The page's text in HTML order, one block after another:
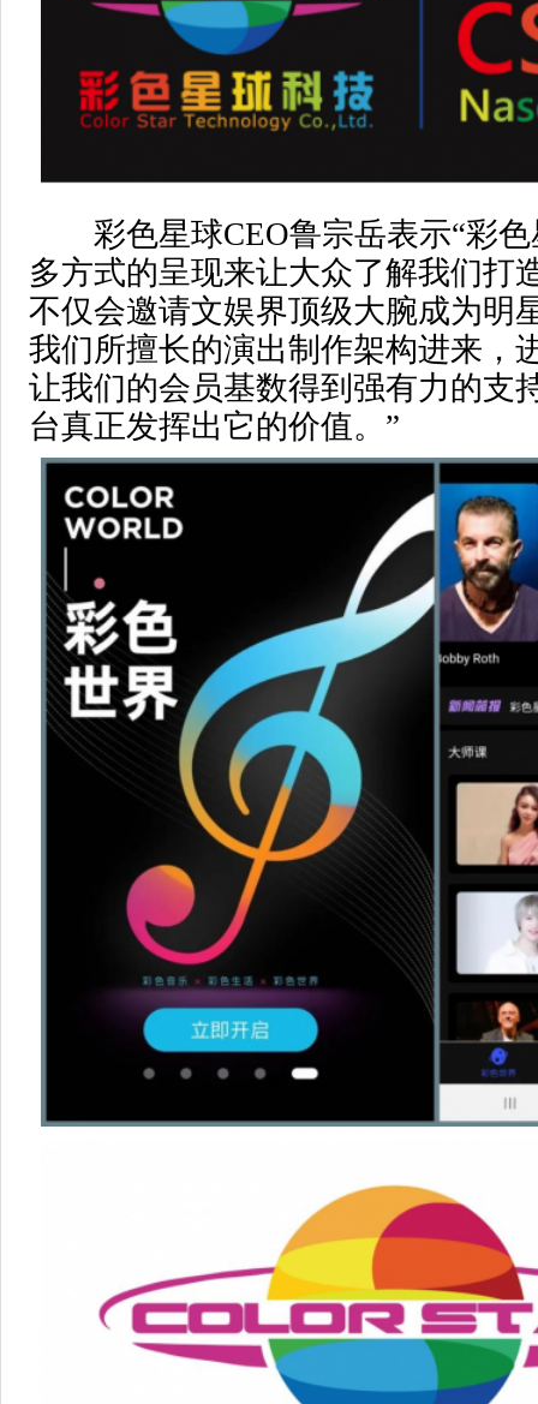
彩色星球CEO鲁宗岳表示“彩色
多方式的呈现来让大众了解我们打
不仅会邀请文娱界顶级大腕成为明
我们所擅长的演出制作架构进来，
让我们的会员基数得到强有力的支
台真正发挥出它的价值。”